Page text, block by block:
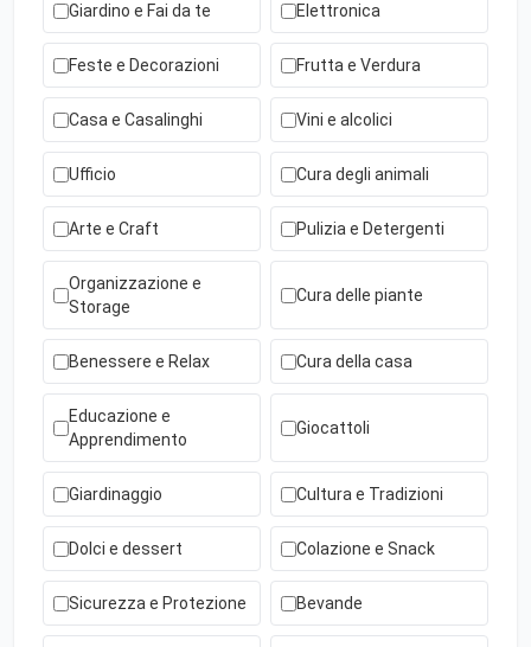
Giardino e Fai da te Elettronica
Feste e Decorazioni Frutta e Verdura
Casa e Casalinghi Vini e alcolici
Ufficio Cura degli animali
Arte e Craft Pulizia e Detergenti
Organizzazione e
Storage
Cura delle piante
Benessere e Relax Cura della casa
Educazione e
Apprendimento
Giocattoli
Giardinaggio Cultura e Tradizioni
Dolci e dessert Colazione e Snack
Sicurezza e Protezione Bevande